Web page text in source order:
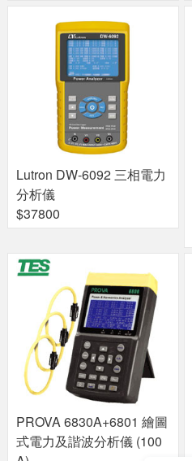
Lutron DW-6092 三相電力
分析儀
$37800
PROVA 6830A+6801 繪圖
式電力及諧波分析儀 (100